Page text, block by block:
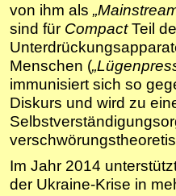
von ihm als
sind für CompactTeil
Menschen (
immunisiert sich so
Diskurs und wird zu
Im Jahr 2014
der Ukraine-Krise in